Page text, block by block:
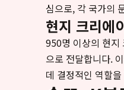
심으로, 각 국가의
현지 크리에
950명 이상의 현지
으로 전달합니다.
데 결정적인 역할